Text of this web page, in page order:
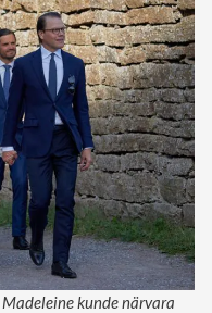
kunde närvara